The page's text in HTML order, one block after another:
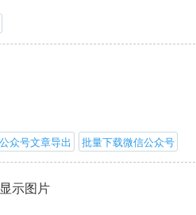
众号文章导出 批量下载微信公众号
示图片